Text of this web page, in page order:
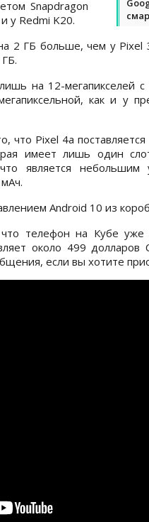
Snapdragon
у Redmi K20.
2 ГБ больше, чем у Pixel
на 12-мегапикселей
как и у
что Pixel 4a
имеет лишь один
является небольшим
Android 10 из
телефон на Кубе уже
около 499
если вы хотите